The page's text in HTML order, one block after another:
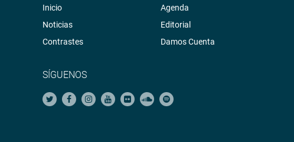
Inicio
Noticias
Contrastes
Agenda
Editorial
Damos Cuenta
SÍGUENOS